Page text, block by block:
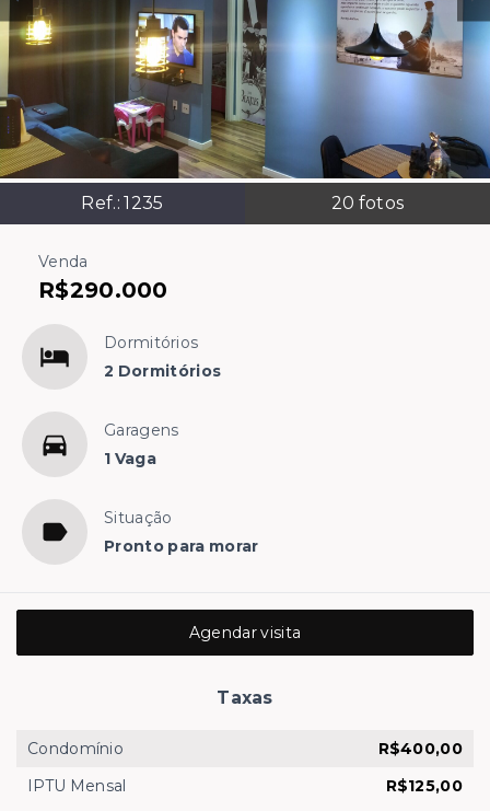
Ref.:1235 20 fotos
Venda
R$290.000
Dormitórios
2 Dormitórios
Garagens
1 Vaga
Situação
Pronto para morar
Agendar visita
Taxas
Condomínio
R$400,00
IPTU Mensal
R$125,00